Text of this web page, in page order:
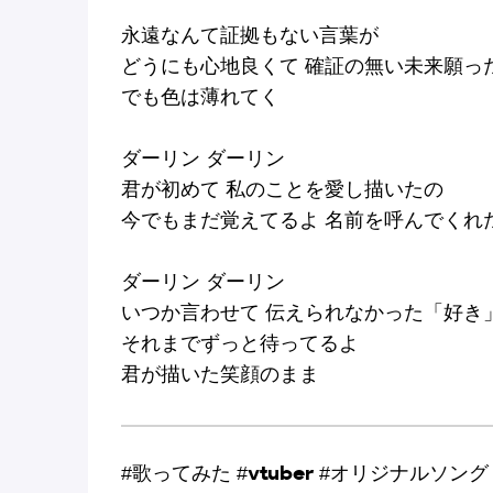
永遠なんて証拠もない言葉が
どうにも心地良くて 確証の無い未来願っ
でも色は薄れてく
ダーリン ダーリン
君が初めて 私のことを愛し描いたの
今でもまだ覚えてるよ 名前を呼んでくれ
ダーリン ダーリン
いつか言わせて 伝えられなかった「好き
それまでずっと待ってるよ
君が描いた笑顔のまま
#歌ってみた #vtuber #オリジナルソング